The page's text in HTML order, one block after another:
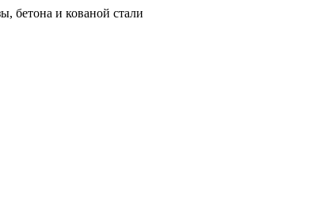
бетона и кованой стали